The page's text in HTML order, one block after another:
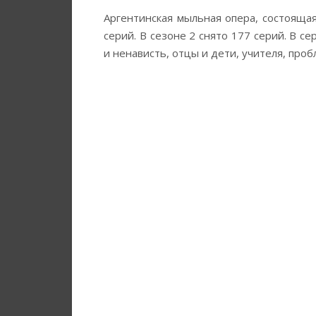
Аргентинская мыльная опера,
серий. В сезоне 2 снято 177 серий. В
и ненависть, отцы и дети, учителя,